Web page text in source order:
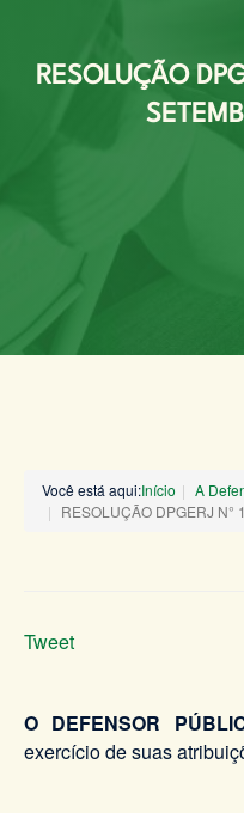
RESOLUÇÃO
Você está aqui:Início A
RESOLUÇÃO DPGERJ N°
Tweet
O DEFENSOR
exercício de suas